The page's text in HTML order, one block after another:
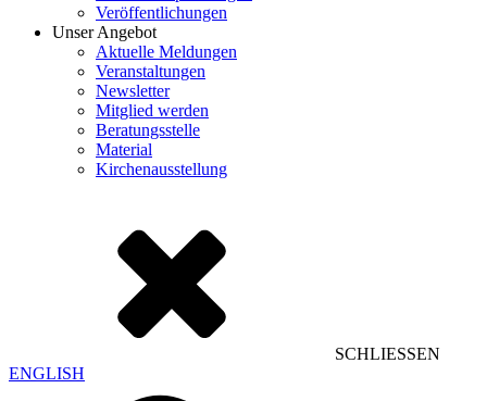
Veröffentlichungen
Unser Angebot
Aktuelle Meldungen
Veranstaltungen
Newsletter
Mitglied werden
Beratungsstelle
Material
Kirchenausstellung
SCHLIESSEN
ENGLISH